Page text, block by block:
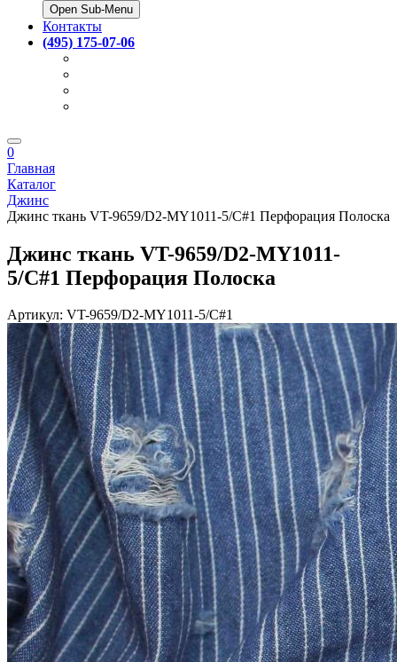
Open Sub-Menu
Контакты
(495) 175-07-06
0
Главная
Каталог
Джинс
Джинс ткань VT-9659/D2-MY1011-5/C#1 Перфорация Полоска
Джинс ткань VT-9659/D2-MY1011-
5/C#1 Перфорация Полоска
Артикул: VT-9659/D2-MY1011-5/C#1